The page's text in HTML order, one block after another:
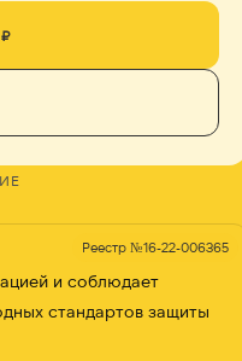
Реестр №16-22-006365
и соблюдает
стандартов защиты